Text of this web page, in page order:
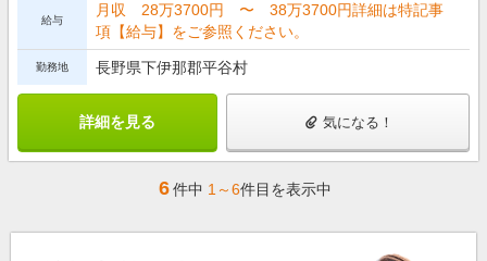
給与
月収 28万3700円 〜 38万3700円詳細は特記事
項【給与】をご参照ください。
勤務地 長野県下伊那郡平谷村
詳細を見る 気になる！
6件中 1～6件目を表示中